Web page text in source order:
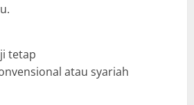
tetap
atau syariah